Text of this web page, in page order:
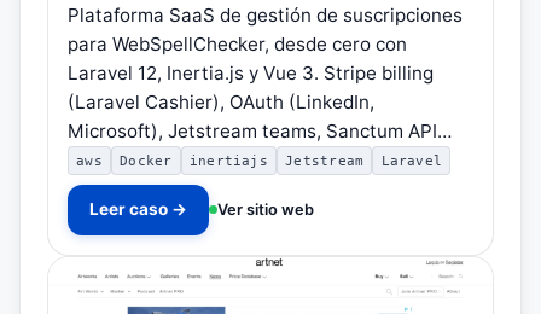
Plataforma SaaS de gestión de suscripciones
para WebSpellChecker, desde cero con
Laravel 12, Inertia.js y Vue 3. Stripe billing
(Laravel Cashier), OAuth (LinkedIn,
Microsoft), Jetstream teams, Sanctum API…
aws Docker inertiajs Jetstream Laravel
Leer caso → Ver sitio web